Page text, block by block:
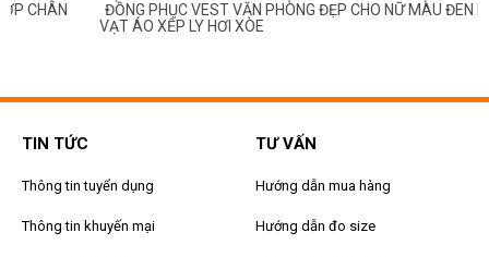
ĐỒNG PHỤC VEST VĂN PHÒNG ĐẸP CHO NỮ MÀU ĐEN KHÔNG CỔ,
VẠT ÁO XẾP LY HƠI XÒE
TIN TỨC
Thông tin tuyển dụng
Thông tin khuyến mại
TƯ VẤN
Hướng dẫn mua hàng
Hướng dẫn đo size